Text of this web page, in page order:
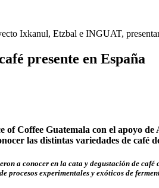
presente en España
Coffee Guatemala con el apoyo
las distintas variedades de café
a conocer en la cata y degustación de
procesos experimentales y exóticos de